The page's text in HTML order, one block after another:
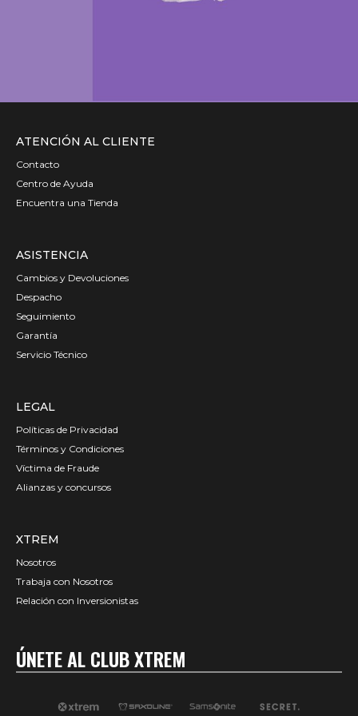
ATENCIÓN AL CLIENTE
Contacto
Centro de Ayuda
Encuentra una Tienda
ASISTENCIA
Cambios y Devoluciones
Despacho
Seguimiento
Garantía
Servicio Técnico
LEGAL
Políticas de Privacidad
Términos y Condiciones
Víctima de Fraude
Alianzas y concursos
XTREM
Nosotros
Trabaja con Nosotros
Relación con Inversionistas
ÚNETE AL CLUB XTREM